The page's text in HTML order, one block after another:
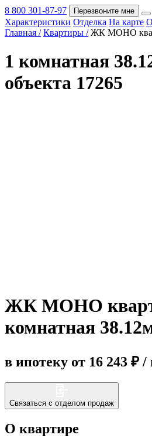
Покупка
8 800 301-87-97 Перезвоните мне
Характеристики Отделка На карте
Главная / Квартиры / ЖК МОНО
1 комнатная
объекта 17265
ЖК МОНО
комнатная
в ипотеку от 16 243 ₽ /
Связаться с отделом продаж
О квартире